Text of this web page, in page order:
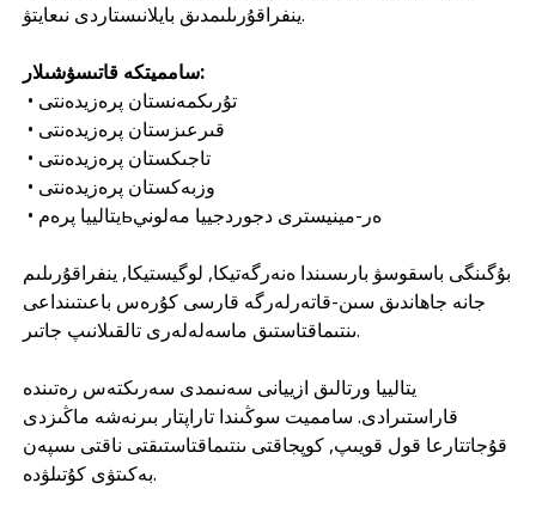
ينفراقۇرىلىمدىق بايلانىستاردى نىعايتۋ.
سامميتكە قاتىسۋشىلار:
• تۇرىكمەنستان پرەزيدەنتى
• قىرعىزستان پرەزيدەنتى
• تاجىكستان پرەزيدەنتى
• وزبەكستان پرەزيدەنتى
• يتالييا پرەمьەر-مينيسترى دجوردجييا مەلوني
بۇگىنگى باسقوسۋ بارىسىندا ەنەرگەتيكا, لوگيستيكا, ينفراقۇرىلىم
جانە جاھاندىق سىن-قاتەرلەرگە قارسى كۇرەس باعىتىنداعى
ىنتىماقتاستىق ماسەلەلەرى تالقىلانىپ جاتىر.
يتالييا ورتالىق ازييانى سەنىمدى سەرىكتەس رەتىندە
قاراستىرادى. سامميت سوڭىندا تاراپتار بىرنەشە ماڭىزدى
قۇجاتتارعا قول قويىپ, كوپجاقتى ىنتىماقتاستىقتى ناقتى ىسپەن
بەكىتۋى كۇتىلۋدە.